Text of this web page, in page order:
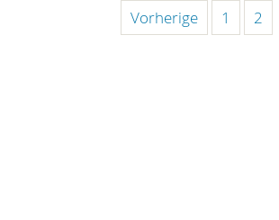
Vorherige 1 2